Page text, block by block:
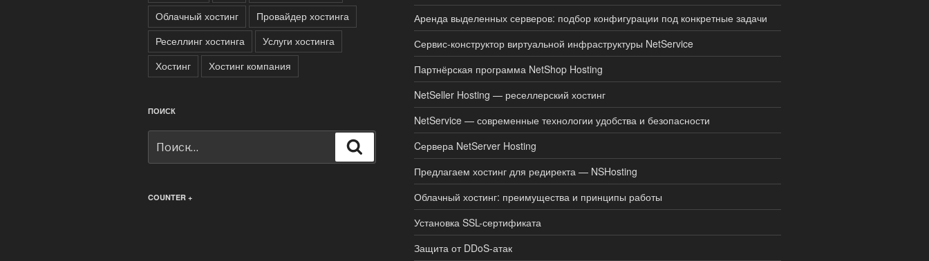
Облачный хостинг
Провайдер хостинга
Реселлинг хостинга
Услуги хостинга
Хостинг
Хостинг компания
ПОИСК
COUNTER +
Аренда выделенных серверов: подбор конфигурации под конкретные задачи
Сервис-конструктор виртуальной инфраструктуры NetService
Партнёрская программа NetShop Hosting
NetSeller Hosting — реселлерский хостинг
NetService — современные технологии удобства и безопасности
Cервера NetServer Hosting
Предлагаем хостинг для редиректа — NSHosting
Облачный хостинг: преимущества и принципы работы
Установка SSL-сертификата
Защита от DDoS-атак